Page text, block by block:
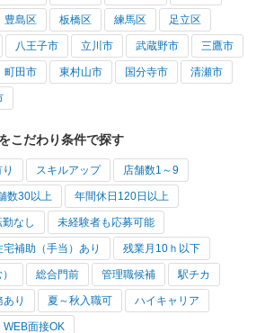
豊島区 板橋区 練馬区 足立区
八王子市 立川市 武蔵野市 三鷹市
町田市 東村山市 国分寺市 清瀬市
こだわり条件で探す
スキルアップ 店舗数1～9
数30以上 年間休日120日以上
なし 未経験者も応募可能
宅補助（手当）あり 残業月10ｈ以下
総合門前 管理職候補 駅チカ
り 夏～秋入職可 ハイキャリア
WEB面接OK